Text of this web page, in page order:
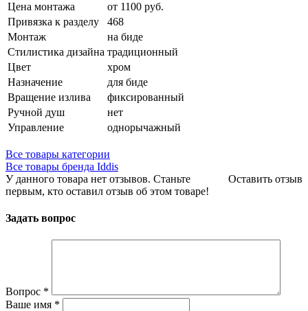
Цена монтажа
от 1100 руб.
Привязка к разделу
468
Монтаж
на биде
Стилистика дизайна традиционный
Цвет
хром
Назначение
для биде
Вращение излива
фиксированный
Ручной душ
нет
Управление
однорычажный
Все товары категории
Все товары бренда Iddis
Оставить отзыв
У данного товара нет отзывов. Станьте
первым, кто оставил отзыв об этом товаре!
Задать вопрос
Вопрос *
Ваше имя *